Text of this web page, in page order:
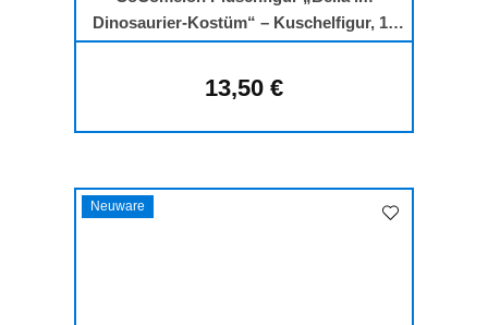
Dinosaurier-Kostüm“ – Kuschelfigur, 19
cm
Regulärer Preis:
13,50 €
Neuware